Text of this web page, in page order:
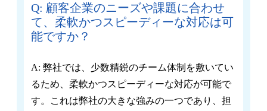
Q: 顧客企業のニーズや課題に合わせ
て、柔軟かつスピーディーな対応は可
能ですか？
A: 弊社では、少数精鋭のチーム体制を敷いてい
るため、柔軟かつスピーディーな対応が可能で
す。これは弊社の大きな強みの一つであり、担